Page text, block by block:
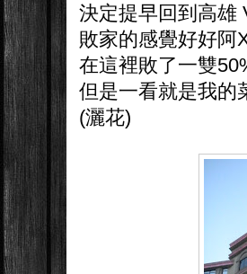
決定提早回到高雄
敗家的感覺好好阿
在這裡敗了一雙
但是一看就是我的
(灑花)